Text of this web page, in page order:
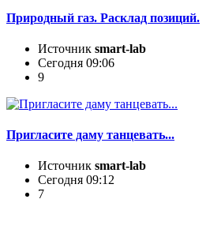
Природный газ. Расклад позиций.
Источник smart-lab
Сегодня 09:06
9
Пригласите даму танцевать...
Источник smart-lab
Сегодня 09:12
7